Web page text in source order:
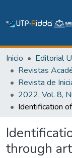
Inicio
Revistas
through